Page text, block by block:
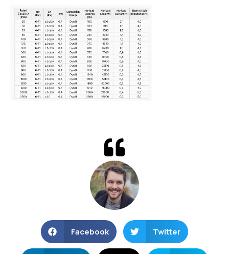
Facebook Twitter